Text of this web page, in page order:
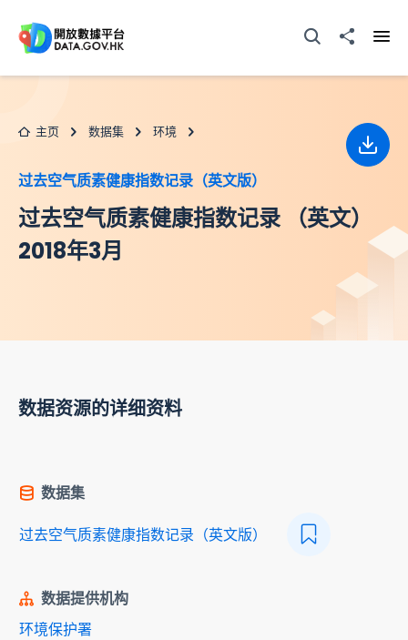
打开搜寻器分享至
主页 数据集 环境
过去空气质素健康指数记录（英文版）
过去空气质素健康指数记录 （英文）
2018年3月
下载
数据资源的详细资料
数据集
过去空气质素健康指数记录（英文版）
数据提供机构
环境保护署